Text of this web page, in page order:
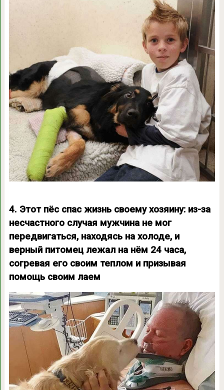
4. Этот пёс спас жизнь своему хозяину: из-за
несчастного случая мужчина не мог
передвигаться, находясь на холоде, и
верный питомец лежал на нём 24 часа,
согревая его своим теплом и призывая
помощь своим лаем